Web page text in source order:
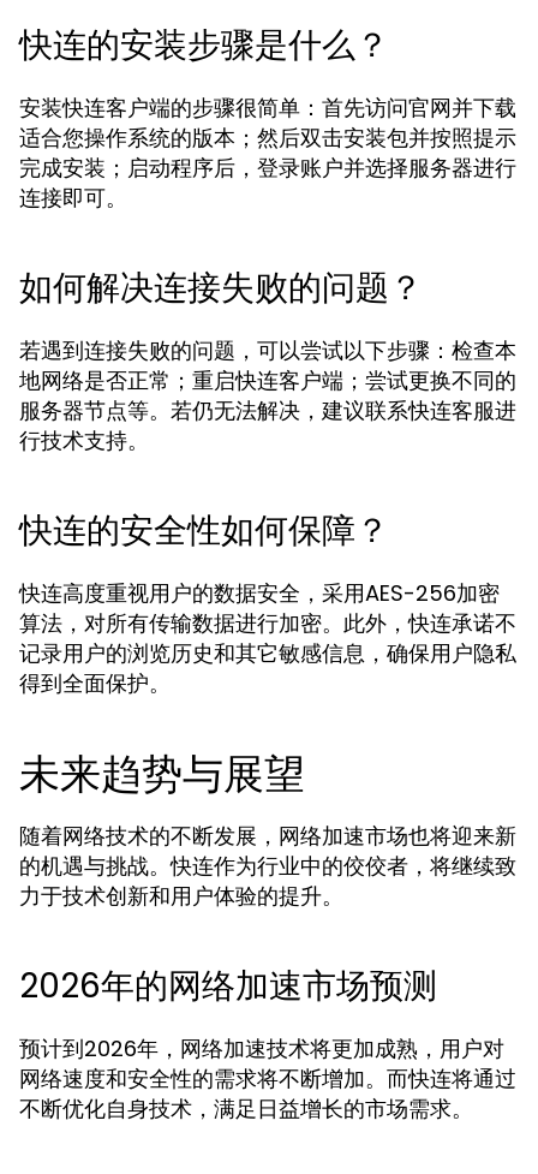
快连的安装步骤是什么？
安装快连客户端的步骤很简单：首先访问官网并下载
适合您操作系统的版本；然后双击安装包并按照提示
完成安装；启动程序后，登录账户并选择服务器进行
连接即可。
如何解决连接失败的问题？
若遇到连接失败的问题，可以尝试以下步骤：检查本
地网络是否正常；重启快连客户端；尝试更换不同的
服务器节点等。若仍无法解决，建议联系快连客服进
行技术支持。
快连的安全性如何保障？
快连高度重视用户的数据安全，采用AES-256加密
算法，对所有传输数据进行加密。此外，快连承诺不
记录用户的浏览历史和其它敏感信息，确保用户隐私
得到全面保护。
未来趋势与展望
随着网络技术的不断发展，网络加速市场也将迎来新
的机遇与挑战。快连作为行业中的佼佼者，将继续致
力于技术创新和用户体验的提升。
2026年的网络加速市场预测
预计到2026年，网络加速技术将更加成熟，用户对
网络速度和安全性的需求将不断增加。而快连将通过
不断优化自身技术，满足日益增长的市场需求。